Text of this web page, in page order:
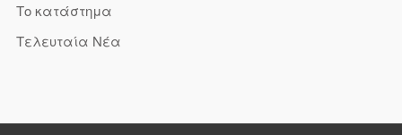
Το κατάστημα
Τελευταία Νέα